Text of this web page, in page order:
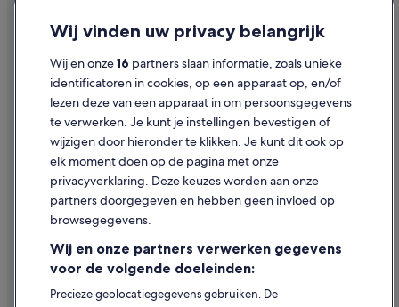
Gebruiksvoorwaarden
Juridische informatie/Contact
Inhoudsrichtlijnen en inhoud rapporteren
Hulp
Contact
Restitutieproces en tijdsbestek
Boek een vlucht met airlinetegoed
Wij vinden uw privacy belangrijk
Wij en onze16 partners slaan informatie, zoals unieke
identificatoren in cookies, op een apparaat op, en/of
lezen deze van een apparaat in om persoonsgegevens
te verwerken. Je kunt je instellingen bevestigen of
wijzigen door hieronder te klikken. Je kunt dit ook op
elk moment doen op de pagina met onze
privacyverklaring. Deze keuzes worden aan onze
partners doorgegeven en hebben geen invloed op
browsegegevens.
Wij en onze partners verwerken gegevens
voor de volgende doeleinden:
Precieze geolocatiegegevens gebruiken. De